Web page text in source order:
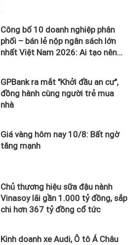
Công bố 10 doanh nghiệp phân
phối – bán lẻ nộp ngân sách lớn
nhất Việt Nam 2026: Ai tạo nên
GPBank ra mắt "Khởi đầu an cư",
đồng hành cùng người trẻ mua
nhà
Giá vàng hôm nay 10/8: Bất ngờ
tăng mạnh
Chủ thương hiệu sữa đậu nành
Vinasoy lãi gần 1.000 tỷ đồng, sắp
chi hơn 367 tỷ đồng cổ tức
Kinh doanh xe Audi, Ô tô Á Châu